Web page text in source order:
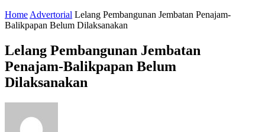
Home Advertorial Lelang Pembangunan Jembatan Penajam-
Balikpapan Belum Dilaksanakan
Lelang Pembangunan Jembatan
Penajam-Balikpapan Belum
Dilaksanakan